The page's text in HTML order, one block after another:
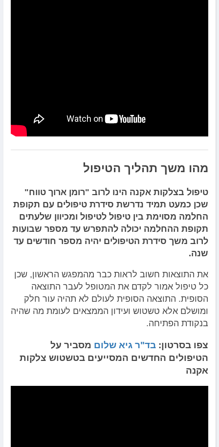
מהו משך תהליך הטיפול
טיפול בצלקות אקנה הינו לרוב "רומן ארוך טווח"
שכן כמעט תמיד נדרשת סידרת טיפולים עם תקופת
החלמה מסוימת בין טיפול לטיפול ומכיוון שלעתים
תקופת ההחלמה יכולה להתפרש עד מספר שבועות
לרוב משך סידרת הטיפולים יהיה מספר חודשים עד
שנה.
את התוצאות חשוב לראות כבר מהמפגש הראשון, שכן
כל טיפול אמור לקדם את המטופל לעבר התוצאה
הסופית. התוצאה הסופית לעולם לא תהיה עור חלק
ומושלם אלא טשטוש ועידון הממצאים לעומת מה שהיה
בנקודת הפתיחה.
צפו בסרטון: בד"ר גיא שלום מסביר על
הטיפולים החדשים המסייעים בטשטוש צלקות
אקנה